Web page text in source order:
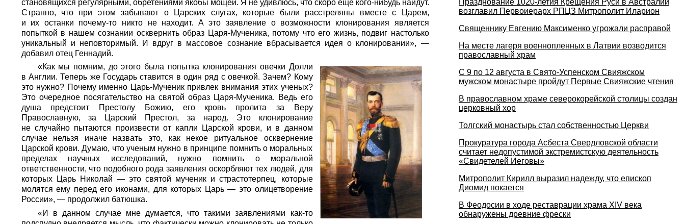
становящихся регулярными, обретениями якобы мощей. Я не удивлюсь, что скоро еще кого-нибудь найдут.
Странно, что при этом забывают о Царских слугах, которые были расстреляны вместе с Царем,
и их останки почему-то никто не находит. А это заявление о возможности клонирования является
попыткой в нашем сознании осквернить образ Царя-Мученика, потому что его жизнь, подвиг настолько
уникальный и неповторимый. И вдруг в массовое сознание вбрасывается идея о клонировании», —
добавил отец Геннадий.
«Как мы помним, до этого была попытка клонирования овечки Долли
в Англии. Теперь же Государь ставится в один ряд с овечкой. Зачем? Кому
это нужно? Почему именно Царь-Мученик привлек внимания этих ученых?
Это очередное посягательство на святой образ Царя-Мученика. Ведь его
душа предстоит Престолу Божию, его кровь пролита за Веру
Православную, за Царский Престол, за народ. Это клонирование
не случайно пытаются произвести от капли Царской крови, и в данном
случае нельзя иначе назвать это, как некое ритуальное осквернение
Царской крови. Думаю, что ученым нужно в принципе помнить о моральных
пределах научных исследований, нужно помнить о моральной
ответственности, что подобного рода заявления оскорбляют тех людей, для
которых Царь Николай — это святой мученик и страстотерпец, которые
молятся ему перед его иконами, для которых Царь — это олицетворение
России», — продолжил батюшка.
«И в данном случае мне думается, что такими заявлениями как-то
Празднование 1020-летия Крещения Руси в Австралии
возглавил Первоиерарх РПЦЗ Митрополит Иларион
Священнику Евгению Максименко угрожали расправой
На месте лагеря военнопленных в Латвии возводится
православный храм
С 9 по 12 августа в Свято-Успенском Свияжском
мужском монастыре пройдут Первые Свияжские чтения
В православном храме северокорейской столицы создан
церковный хор
Толгский монастырь стал собственностью Церкви
Прокуратура города Асбеста Свердловской области
считает недопустимой экстремистскую деятельность
«Свидетелей Иеговы»
Митрополит Кирилл выразил надежду, что епископ
Диомид покается
В Феодосии в ходе реставрации храма XIV века
обнаружены древние фрески